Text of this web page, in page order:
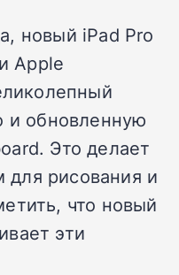
новый iPad Pro
Apple
и обновленную
Это делает
рисования и
что новый
эти